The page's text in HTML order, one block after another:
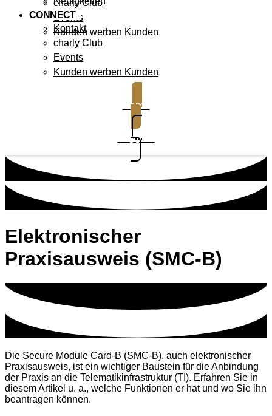
charly Club
Events
Kunden werben Kunden
CONNECT
Kontakt
charly Club
Events
Kunden werben Kunden
Demo
Support
Elektronischer
Praxisausweis (SMC-B)
Die Secure Module Card-B (SMC-B), auch elektronischer
Praxisausweis, ist ein wichtiger Baustein für die Anbindung
der Praxis an die Telematikinfrastruktur (TI). Erfahren Sie in
diesem Artikel u. a., welche Funktionen er hat und wo Sie ihn
beantragen können.